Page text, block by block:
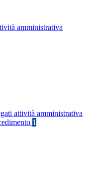
amministrativa
attività amministrativa
1